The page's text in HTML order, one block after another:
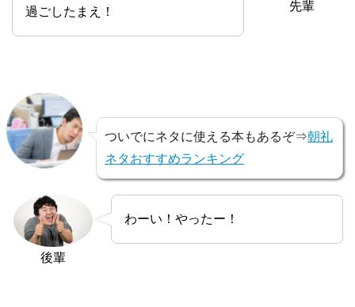
先輩
過ごしたまえ！
ついでにネタに使える本もあるぞ⇒朝礼
ネタおすすめランキング
後輩
わーい！やったー！